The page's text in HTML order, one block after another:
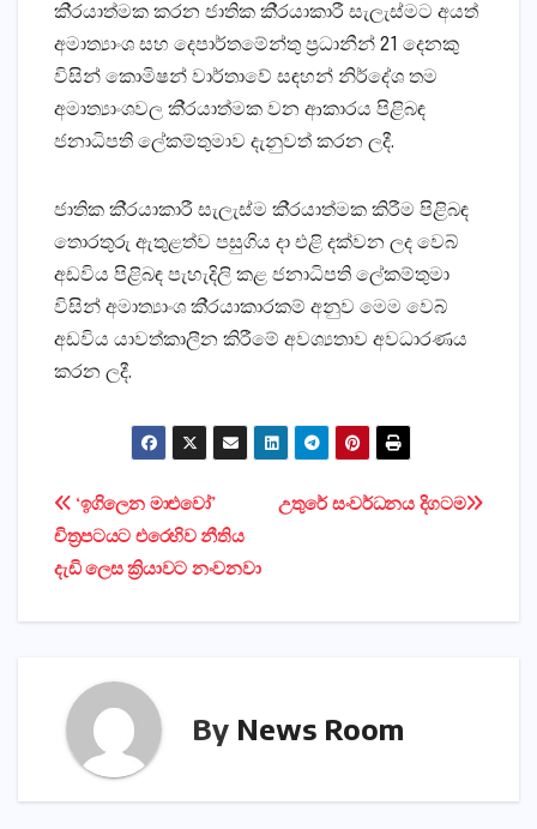
කි‍්‍රයාත්මක කරන ජාතික කි‍්‍රයාකාරී සැලැස්මට අයත්
අමාත්‍යාංශ සහ දෙපාර්තමේන්තු ප‍්‍රධානීන් 21 දෙනකු
විසින් කොමිෂන් වාර්තාවේ සඳහන් නිර්දේශ තම
අමාත්‍යාංශවල කි‍්‍රයාත්මක වන ආකාරය පිළිබඳ
ජනාධිපති ලේකම්තුමාව දැනුවත් කරන ලදී.
ජාතික කි‍්‍රයාකාරී සැලැස්ම කි‍්‍රයාත්මක කිරීම පිළිබඳ
තොරතුරු ඇතුළත්ව පසුගිය දා එළි දක්වන ලද වෙබ්
අඩවිය පිළිබඳ පැහැදිලි කළ ජනාධිපති ලේකම්තුමා
විසින් අමාත්‍යාංශ කි‍්‍රයාකාරකම් අනුව මෙම වෙබ්
අඩවිය යාවත්කාලීන කිරීමේ අවශ්‍යතාව අවධාරණය
කරන ලදී.
Post
navigation
උතුරේ සංවර්ධනය දිගටම
‘ඉගිලෙන මාළුවෝ’
චිත්‍රපටයට එරෙහිව නීතිය
දැඩි ලෙස ක්‍රියාවට නංවනවා
By News Room